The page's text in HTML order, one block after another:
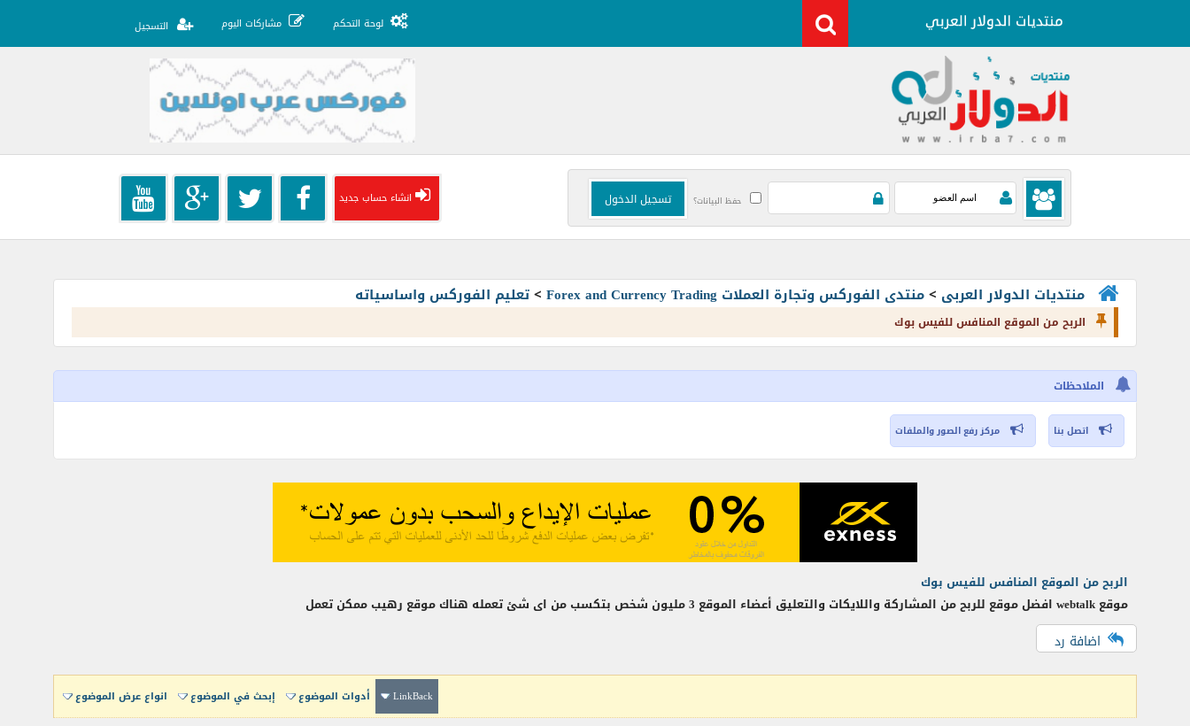
لوحة التحكم مشاركات اليوم التسجيل
حفظ البيانات؟ انشاء حساب جديد
منتديات الدولار العربى >منتدى الفوركس وتجارة العملات Forex and Currency Trading >تعليم الفوركس واساسياته
الربح من الموقع المنافس للفيس بوك
الملاحظات
اتصل بنا مركز رفع الصور والملفات
الربح من الموقع المنافس للفيس بوك
موقع webtalk افضل موقع للربح من المشاركة واللايكات والتعليق أعضاء الموقع 3 مليون شخص بتكسب من اى شئ تعمله هناك موقع رهيب ممكن تعمل
اضافة رد
LinkBack أدوات الموضوع إبحث في الموضوع انواع عرض الموضوع